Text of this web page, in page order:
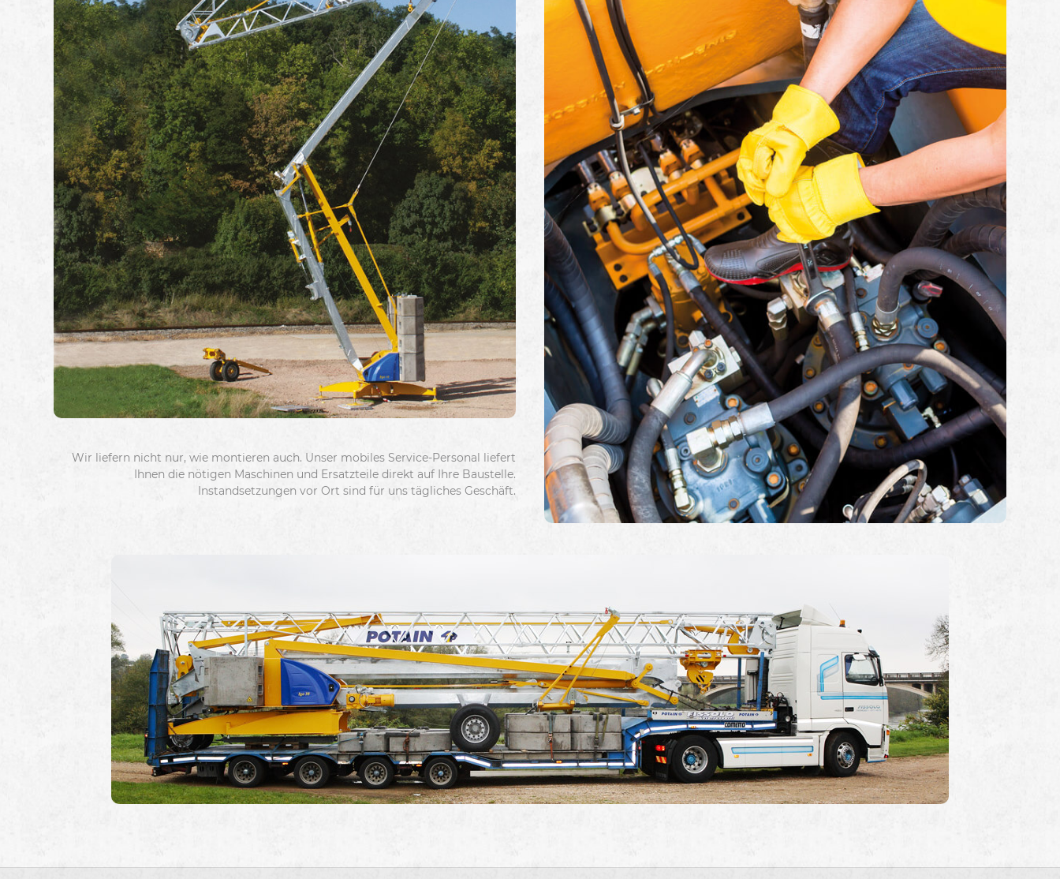
Wir liefern nicht nur, wie montieren auch. Unser mobiles Service-Personal liefert
Ihnen die nötigen Maschinen und Ersatzteile direkt auf Ihre Baustelle.
Instandsetzungen vor Ort sind für uns tägliches Geschäft.